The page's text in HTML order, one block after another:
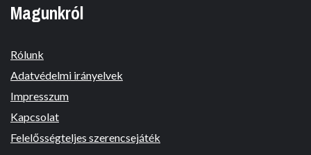
Magunkról
Rólunk
Adatvédelmi irányelvek
Impresszum
Kapcsolat
Felelősségteljes szerencsejáték